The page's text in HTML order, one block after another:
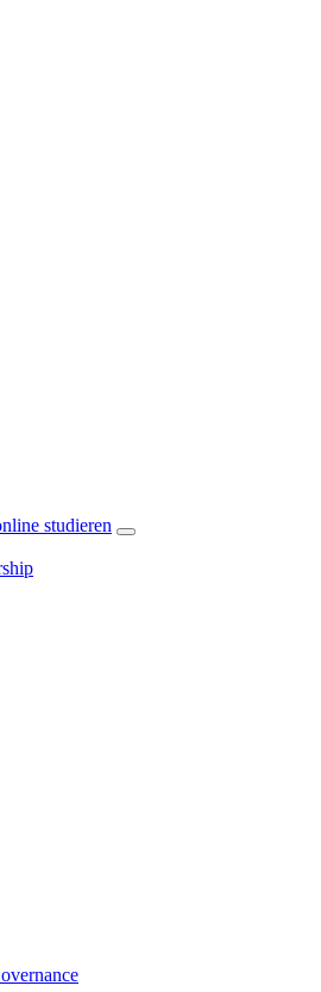
studieren